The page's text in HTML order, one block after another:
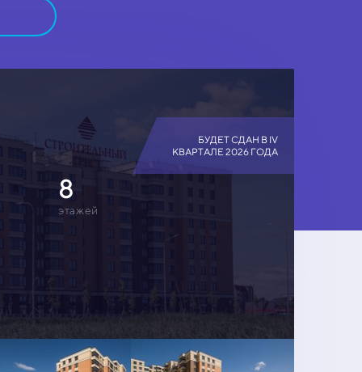
БУДЕТ СДАН В IV
КВАРТАЛЕ 2026 ГОДА
8
этажей